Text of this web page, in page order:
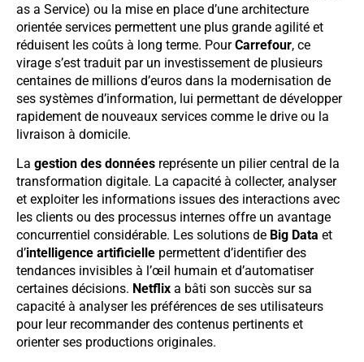
as a Service) ou la mise en place d’une architecture
orientée services permettent une plus grande agilité et
réduisent les coûts à long terme. PourCarrefour, ce
virage s’est traduit par un investissement de plusieurs
centaines de millions d’euros dans la modernisation de
ses systèmes d’information, lui permettant de développer
rapidement de nouveaux services comme le drive ou la
livraison à domicile.
La gestion des données représente un pilier central de la
transformation digitale. La capacité à collecter, analyser
et exploiter les informations issues des interactions avec
les clients ou des processus internes offre un avantage
concurrentiel considérable. Les solutions de Big Data et
d’intelligence artificielle permettent d’identifier des
tendances invisibles à l’œil humain et d’automatiser
certaines décisions. Netflix a bâti son succès sur sa
capacité à analyser les préférences de ses utilisateurs
pour leur recommander des contenus pertinents et
orienter ses productions originales.